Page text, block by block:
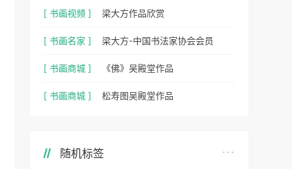
[ 书画视频 ] 梁大方作品欣赏
[ 书画名家 ] 梁大方-中国书法家协会会员
[ 书画商城 ] 《佛》吴殿堂作品
[ 书画商城 ] 松寿图吴殿堂作品
随机标签